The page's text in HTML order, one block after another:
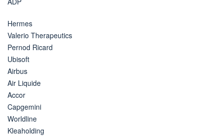
Hermes
Valerio Therapeutics
Pernod Ricard
Ubisoft
Airbus
Air Liquide
Accor
Capgemini
Worldline
Kleaholding